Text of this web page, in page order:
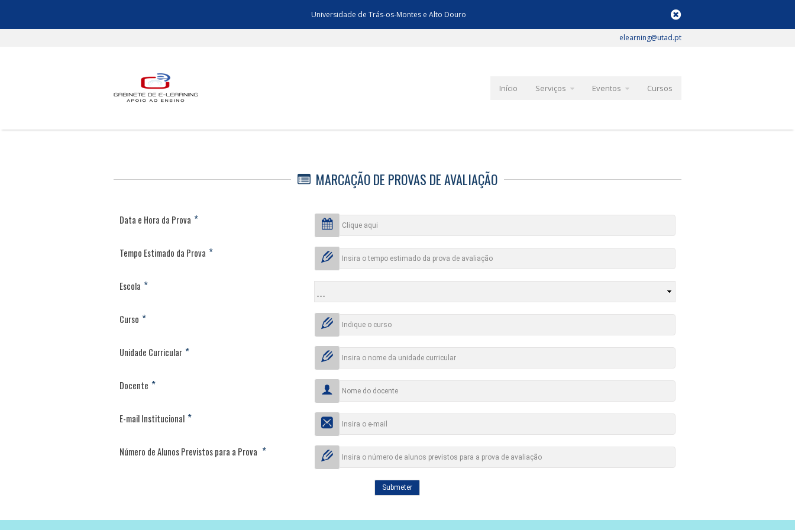
Universidade de Trás-os-Montes e Alto Douro
elearning@utad.pt
Início Serviços Eventos Cursos
MARCAÇÃO DE PROVAS DE AVALIAÇÃO
Data e Hora da Prova *
Tempo Estimado da Prova *
Escola *
Curso *
Unidade Curricular *
Docente *
E-mail Institucional *
Número de Alunos Previstos para a Prova *
Submeter